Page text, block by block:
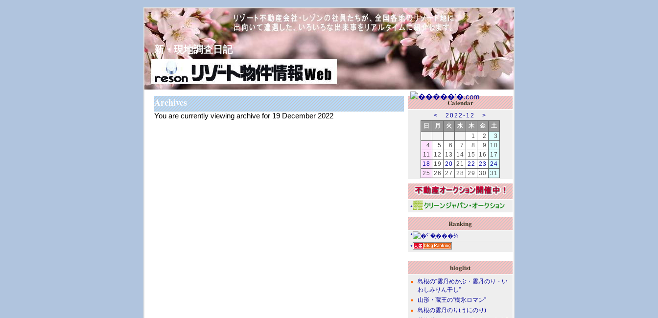
新・現地調査日記
Archives
You are currently viewing archive for 19 December 2022
Calendar
< 2022-12
>
日
月 火 水 木 金
土
1
2
3
4
5 6 7 8 9
10
11
12 13 14 15 16
17
18
19 20 21 22 23 24
25
26 27 28 29 30 31
*
Ranking
*
*
bloglist
島根の“雲丹めかぶ・雲丹のり・い
わしみりん干し”
山形・蔵王の“樹氷ロマン”
島根の雲丹のり(うにのり)